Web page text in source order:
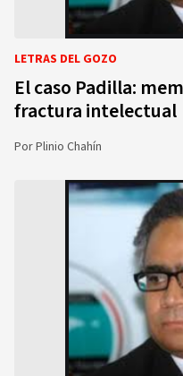
LETRAS DEL GOZO
El caso Padilla:
fractura intelectual
PorPlinio Chahín